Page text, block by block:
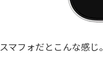
スマフォだとこんな感じ。